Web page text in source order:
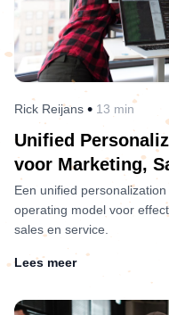
Rick Reijans • 13 min
Unified
voor Marketing,
Een unified
operating model voor
sales en service.
Lees meer